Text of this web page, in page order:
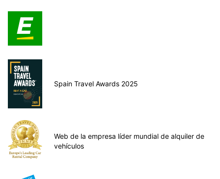
Spain Travel Awards 2025
Web de la empresa líder mundial de alquiler de
vehículos